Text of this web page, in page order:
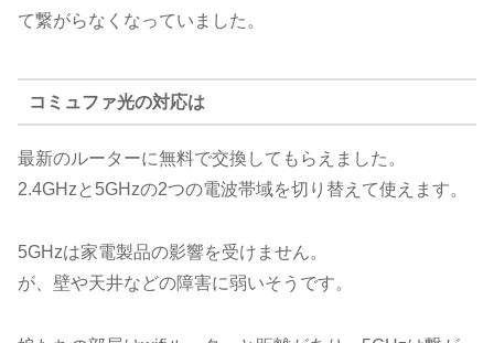
て繋がらなくなっていました。
コミュファ光の対応は
最新のルーターに無料で交換してもらえました。
2.4GHzと5GHzの2つの電波帯域を切り替えて使えます。
5GHzは家電製品の影響を受けません。
が、壁や天井などの障害に弱いそうです。